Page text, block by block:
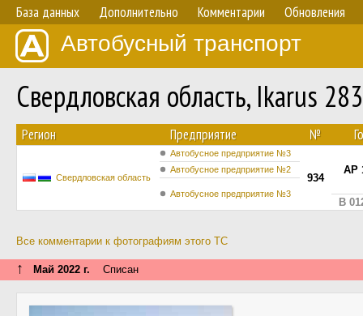
База данных Дополнительно Комментарии Обновления
Автобусный транспорт
Свердловская область, Ikarus
Регион Предприятие №
Свердловская область
Автобусное предприятие №3
934
АР
Автобусное предприятие №2
Автобусное предприятие №3
В
Все комментарии к фотографиям этого ТС
↑ Май 2022 г. Списан